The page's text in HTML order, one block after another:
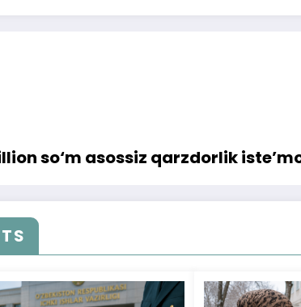
so‘m asossiz qarzdorlik